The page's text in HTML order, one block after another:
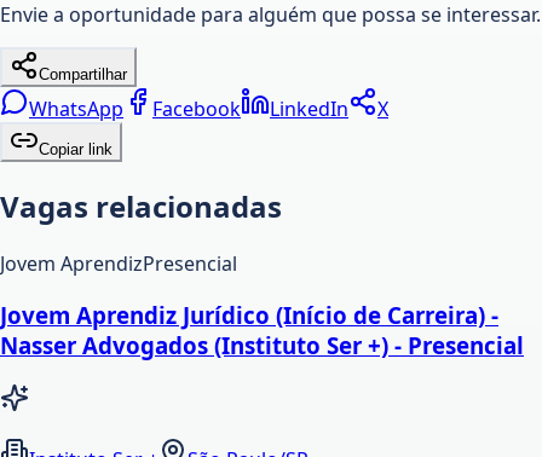
Envie a oportunidade para alguém que possa se interessar.
Compartilhar
WhatsApp Facebook LinkedIn X
Copiar link
Vagas relacionadas
Jovem AprendizPresencial
Jovem Aprendiz Jurídico (Início de Carreira) -
Nasser Advogados (Instituto Ser +) - Presencial